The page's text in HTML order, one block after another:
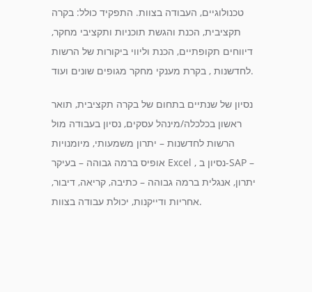
טכנולוגיים, העבודה בצוות. התפקיד כולל: בקרה
תקציבית, הכנת והגשת תוכניות ותקציבי מחקר,
דיווחים תקופתיים, הכנת וליווי ביקורות של הרשות
לחדשנות , בקרת מענקי מחקר מגופים שונים ועוד.
נסיון של שנתיים בתחום של בקרה תקציבית, תואר
ראשון בכלכלה/מינהל עסקים, נסיון בעבודה מול
הרשות לחדשנות – יתרון משמעותי, מיומנויות
אופיס ברמה גבוהה – בעיקר Excel , נסיון ב-SAP –
יתרון, אנגלית ברמה גבוהה – כתיבה, קריאה, דיבור,
אחריות ודייקנות, יכולת עבודה בצוות.